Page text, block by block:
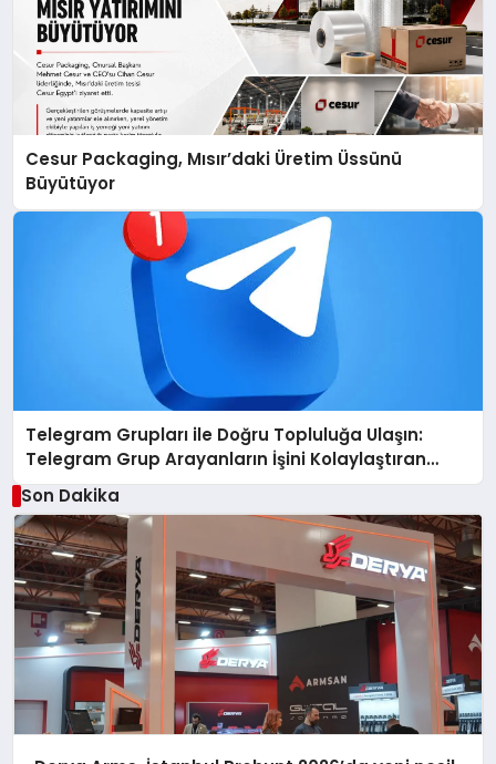
Cesur Packaging, Mısır’daki Üretim Üssünü
Büyütüyor
Telegram Grupları ile Doğru Topluluğa Ulaşın:
Telegram Grup Arayanların İşini Kolaylaştıran
Çözüm
Son Dakika